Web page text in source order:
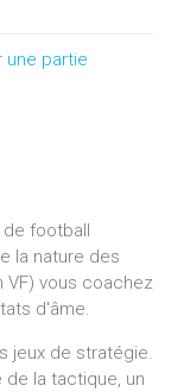
une partie
football
la nature des
VF) vous coachez
d'âme.
jeux de stratégie.
la tactique, un